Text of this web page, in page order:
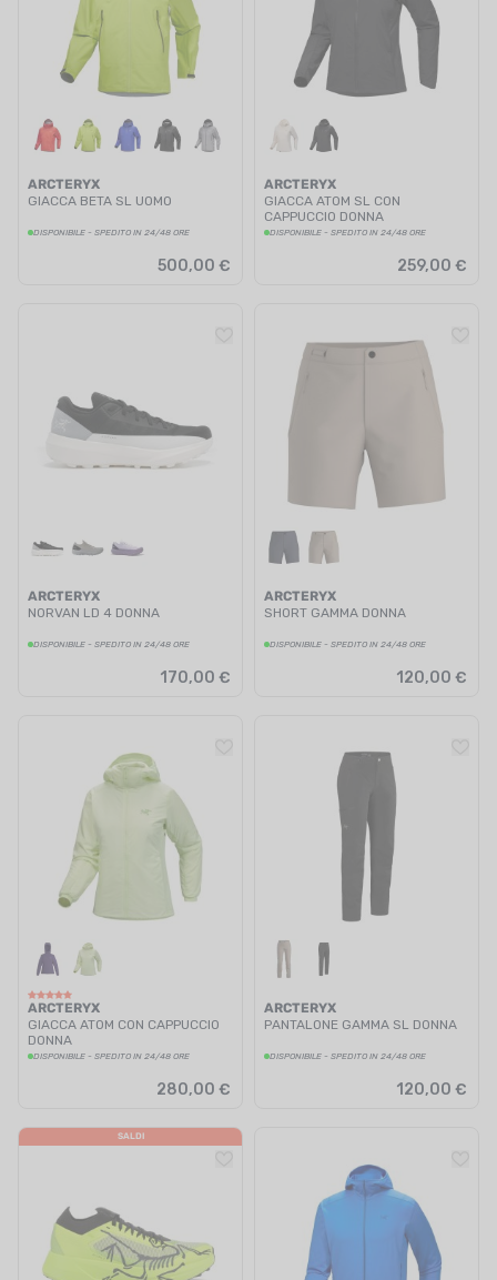
ARCTERYX
GIACCA BETA SL UOMO
DISPONIBILE - SPEDITO IN 24/48 ORE
500,00 €
ARCTERYX
GIACCA ATOM SL CON
CAPPUCCIO DONNA
DISPONIBILE - SPEDITO IN 24/48 ORE
259,00 €
ARCTERYX
NORVAN LD 4 DONNA
DISPONIBILE - SPEDITO IN 24/48 ORE
170,00 €
ARCTERYX
SHORT GAMMA DONNA
DISPONIBILE - SPEDITO IN 24/48 ORE
120,00 €
ARCTERYX
GIACCA ATOM CON CAPPUCCIO
DONNA
DISPONIBILE - SPEDITO IN 24/48 ORE
280,00 €
ARCTERYX
PANTALONE GAMMA SL DONNA
DISPONIBILE - SPEDITO IN 24/48 ORE
120,00 €
SALDI